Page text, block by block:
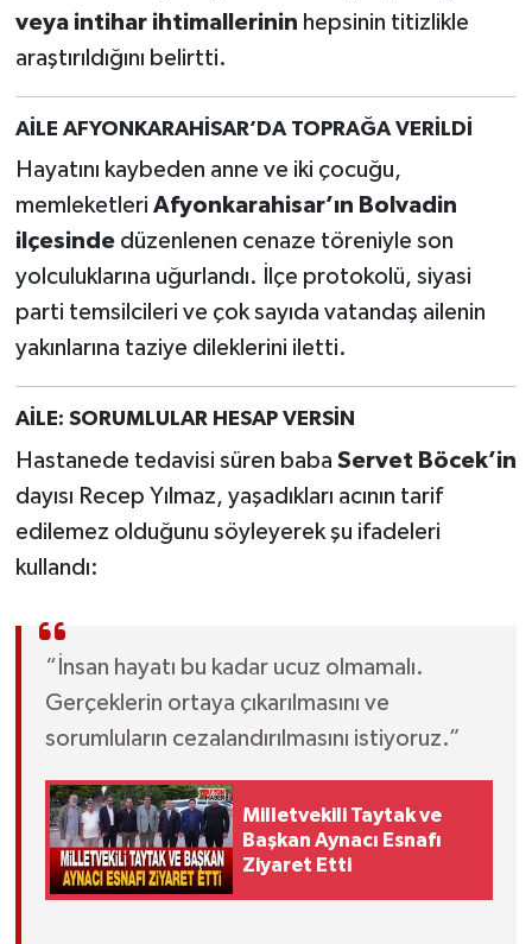
veya intihar ihtimallerinin hepsinin titizlikle
araştırıldığını belirtti.
AİLE AFYONKARAHİSAR’DA TOPRAĞA VERİLDİ
Hayatını kaybeden anne ve iki çocuğu,
memleketleri Afyonkarahisar’ın Bolvadin
ilçesindedüzenlenen cenaze töreniyle son
yolculuklarına uğurlandı. İlçe protokolü, siyasi
parti temsilcileri ve çok sayıda vatandaş ailenin
yakınlarına taziye dileklerini iletti.
AİLE: SORUMLULAR HESAP VERSİN
Hastanede tedavisi süren baba Servet Böcek’in
dayısı Recep Yılmaz, yaşadıkları acının tarif
edilemez olduğunu söyleyerek şu ifadeleri
kullandı:
“İnsan hayatı bu kadar ucuz olmamalı.
Gerçeklerin ortaya çıkarılmasını ve
sorumluların cezalandırılmasını istiyoruz.”
Milletvekili Taytak ve
Başkan Aynacı Esnafı
Ziyaret Etti